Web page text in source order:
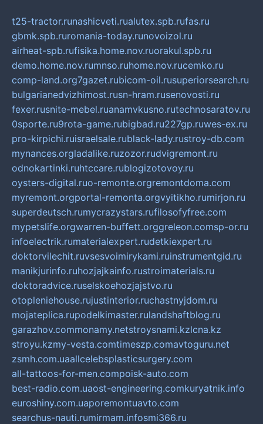
t25-tractor.runashicveti.rualutex.spb.rufas.ru
gbmk.spb.ruromania-today.runovoizol.ru
airheat-spb.rufisika.home.nov.ruorakul.spb.ru
demo.home.nov.rumnso.ruhome.nov.rucemko.ru
comp-land.org7gazet.rubicom-oil.rusuperiorsearch.ru
bulgarianedvizhimost.rusn-hram.rusenovosti.ru
fexer.rusnite-mebel.ruanamvkusno.rutechnosaratov.ru
0sporte.ru9rota-game.rubigbad.ru227gp.ruwes-ex.ru
pro-kirpichi.ruisraelsale.rublack-lady.rustroy-db.com
mynances.orgladalike.ruzozor.rudvigremont.ru
odnokartinki.ruhtccare.rublogizotovoy.ru
oysters-digital.ruo-remonte.orgremontdoma.com
myremont.orgportal-remonta.orgvyitikho.rumirjon.ru
superdeutsch.rumycrazystars.rufilosofyfree.com
mypetslife.orgwarren-buffett.orggreleon.comsp-or.ru
infoelectrik.rumaterialexpert.rudetkiexpert.ru
doktorvilechit.ruvsesvoimirykami.ruinstrumentgid.ru
manikjurinfo.ruhozjajkainfo.rustroimaterials.ru
doktoradvice.ruselskoehozjajstvo.ru
otopleniehouse.rujustinterior.ruchastnyjdom.ru
mojateplica.rupodelkimaster.rulandshaftblog.ru
garazhov.commonamy.netstroysnami.kzlcna.kz
stroyu.kzmy-vesta.comtimeszp.comavtoguru.net
zsmh.com.uaallcelebsplasticsurgery.com
all-tattoos-for-men.compoisk-auto.com
best-radio.com.uaost-engineering.comkuryatnik.info
euroshiny.com.uaporemontuavto.com
searchus-nauti.rumirmam.infosmi366.ru